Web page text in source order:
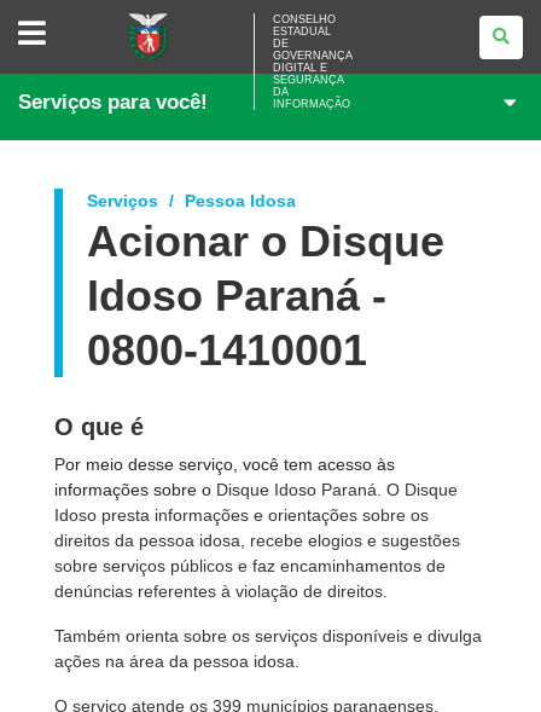
CONSELHO
ESTADUAL
GOVERNANÇA
E
DA
CONSELHO
ESTADUAL
DE
GOVERNANÇA
DIGITAL E
SEGURANÇA
DA
INFORMAÇÃO
Serviços para você!
Serviços Pessoa Idosa
Acionar o Disque
Idoso Paraná -
0800-1410001
O que é
Por meio desse serviço, você tem acesso às
informações sobre o Disque Idoso Paraná. O Disque
Idoso presta informações e orientações sobre os
direitos da pessoa idosa, recebe elogios e sugestões
sobre serviços públicos e faz encaminhamentos de
denúncias referentes à violação de direitos.
Também orienta sobre os serviços disponíveis e divulga
ações na área da pessoa idosa.
O serviço atende os 399 municípios paranaenses.